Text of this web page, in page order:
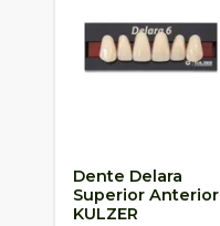
Dente Delara
Superior Anterior
KULZER